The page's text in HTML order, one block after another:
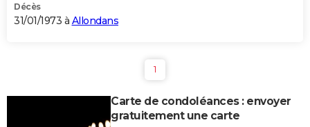
Décès
31/01/1973 à Allondans
1
Carte de condoléances : envoyer
gratuitement une carte